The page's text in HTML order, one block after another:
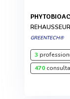
GREENTECH®
3
470